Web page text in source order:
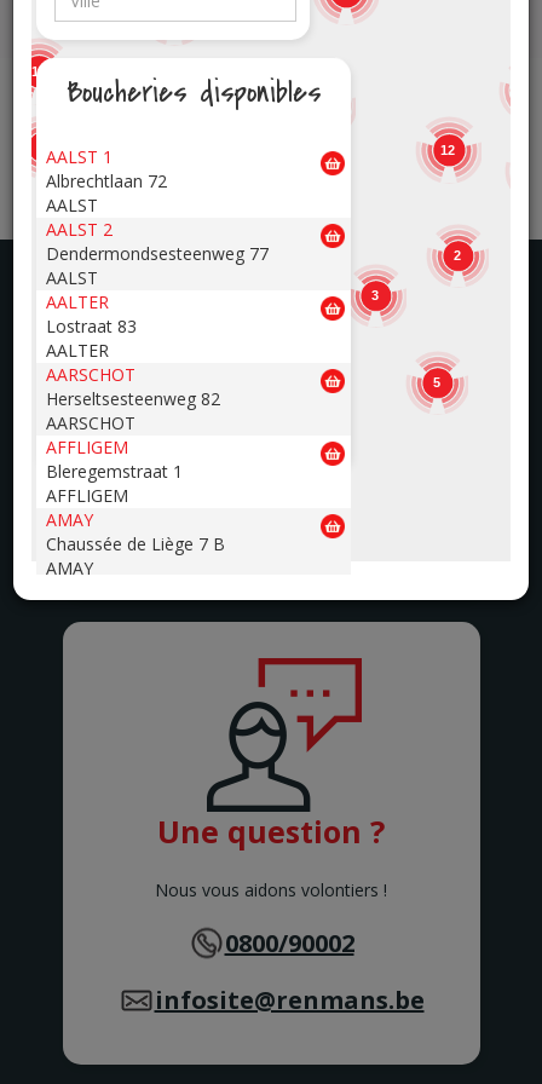
Boucheries disponibles
AALST 1
Albrechtlaan 72
AALST
AALST 2
Dendermondsesteenweg 77
AALST
AALTER
Lostraat 83
AALTER
AARSCHOT
Herseltsesteenweg 82
AARSCHOT
AFFLIGEM
Bleregemstraat 1
AFFLIGEM
AMAY
Chaussée de Liège 7 B
AMAY
ANDENNE
Chaussée de Charleroi 127
Rue Louvieaux 5
Rue de l'Essor 1/8
12
17
3
5
12
10
2
Notre carte Extra
La carte Extra permet d'accumuler des points
donnant droit à des chèques Extra d’une valeur
de 4€ à faire valoir dans nos boucheries
Plus d'infos
Une question ?
Nous vous aidons volontiers !
0800/90002
infosite@renmans.be